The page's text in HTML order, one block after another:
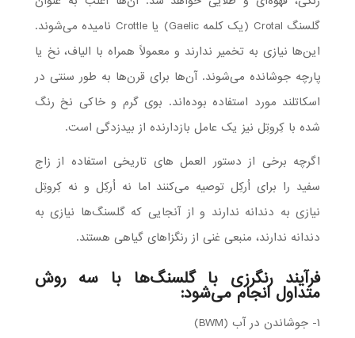
گلسنگ Crotal (یک کلمه Gaelic) یا Crottle نامیده می‌شوند.
این‌ها نیازی به تخمیر ندارند و معمولاً همراه با الیاف، نخ یا
پارچه جوشانده می‌شوند. آن‌ها برای قرن‌ها به طور سنتی در
اسکاتلند مورد استفاده بوده‌اند. بوی گرم و خاکی نخ رنگ
شده با کِروتِل نیز یک عامل بازدارنده از بیدزدگی است.
اگرچه برخی از دستور العمل های تاریخی استفاده از زاج
سفید را برای اُرکِل توصیه می‌کنند اما نه اُرکِل و نه کِروتِل
نیازی به دندانه ندارند و از آنجایی که گلسنگ‌ها نیازی به
دندانه ندارند، منبعی غنی از رنگزا‌های گیاهی هستند.
فرآیند رنگرزی با گلسنگ‌ها با سه روش
متداول انجام می‌شود:
۱- جوشاندن در آب (BWM)